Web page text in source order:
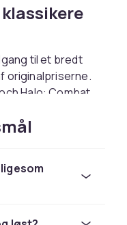
til et bredt
originalpriserne.
Halo: Combat
the Old
Xbox-
rengør